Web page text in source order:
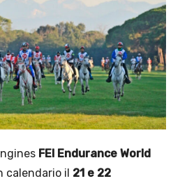
FEI Endurance World
calendario il 21 e 22